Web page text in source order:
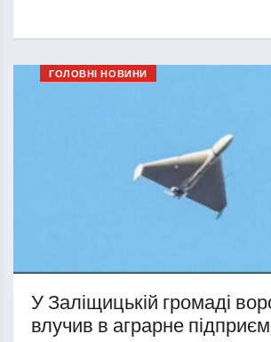
ГОЛОВНІ НОВИНИ
У Заліщицькій громаді
влучив в аграрне